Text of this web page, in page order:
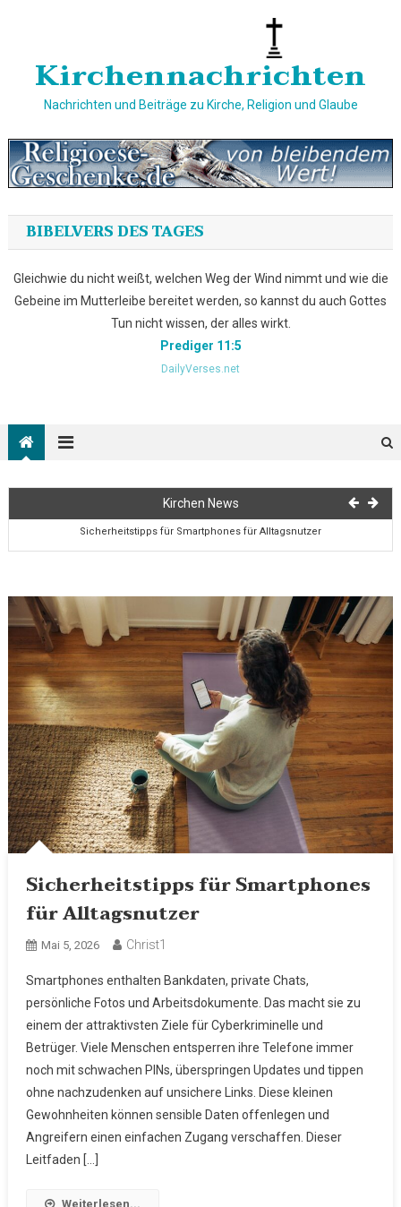
Kirchennachrichten
Nachrichten und Beiträge zu Kirche, Religion und Glaube
BIBELVERS DES TAGES
Gleichwie du nicht weißt, welchen Weg der Wind nimmt und wie die
Gebeine im Mutterleibe bereitet werden, so kannst du auch Gottes
Tun nicht wissen, der alles wirkt.
Prediger 11:5
DailyVerses.net
Kirchen News
22:22 Bedeutung in der Bibel
Sicherheitstipps für Smartphones für Alltagsnutzer
23:32 Bedeutung in der Bibel
23:23 Bedeutung in der Bibel
22:22 Bedeutung in der Bibel
Sicherheitstipps für Smartphones für Alltagsnutzer
Sicherheitstipps für Smartphones
für Alltagsnutzer
Mai 5, 2026 Christ1
Smartphones enthalten Bankdaten, private Chats,
persönliche Fotos und Arbeitsdokumente. Das macht sie zu
einem der attraktivsten Ziele für Cyberkriminelle und
Betrüger. Viele Menschen entsperren ihre Telefone immer
noch mit schwachen PINs, überspringen Updates und tippen
ohne nachzudenken auf unsichere Links. Diese kleinen
Gewohnheiten können sensible Daten offenlegen und
Angreifern einen einfachen Zugang verschaffen. Dieser
Leitfaden […]
Weiterlesen...